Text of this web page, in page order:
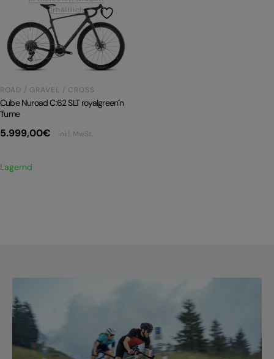
Alle entdecken
E-BIKE TOUR
PRODUKTRÜCKRUFE
erhältlich
ROAD / GRAVEL / CROSS
Cube Nuroad C:62 SLT royalgreen´n
´fume
5.999,00€ inkl. MwSt.
Lagernd